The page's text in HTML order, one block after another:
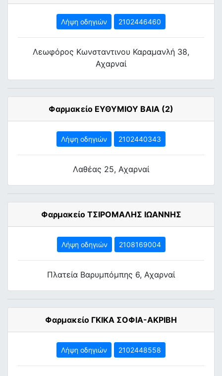
Λήψη οδηγιών 2102446460
Λεωφόρος Κωνσταντινου Καραμανλή 38,
Αχαρναί
Φαρμακείο ΕΥΘΥΜΙΟΥ ΒΑΙΑ (2)
Λήψη οδηγιών 2102440343
Λαθέας 25, Αχαρναί
Φαρμακείο ΤΣΙΡΟΜΑΛΗΣ ΙΩΑΝΝΗΣ
Λήψη οδηγιών 2108169004
Πλατεία Βαρυμπόμπης 6, Αχαρναί
Φαρμακείο ΓΚΙΚΑ ΣΟΦΙΑ-ΑΚΡΙΒΗ
Λήψη οδηγιών 2102448558